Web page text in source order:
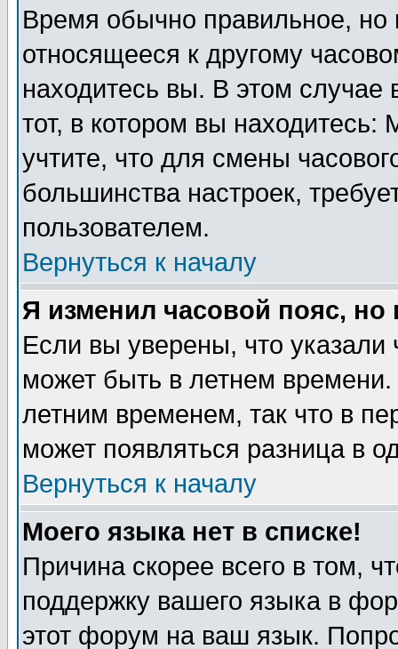
Время обычно правильное,
относящееся к другому
находитесь вы. В этом
тот, в котором вы
учтите, что для смены
большинства настроек,
пользователем.
Вернуться к началу
Я изменил часовой пояс,
Если вы уверены, что указали
может быть в летнем
летним временем, так что в
может появляться разница в
Вернуться к началу
Моего языка нет в списке!
Причина скорее всего в том,
поддержку вашего языка в
этот форум на ваш язык.